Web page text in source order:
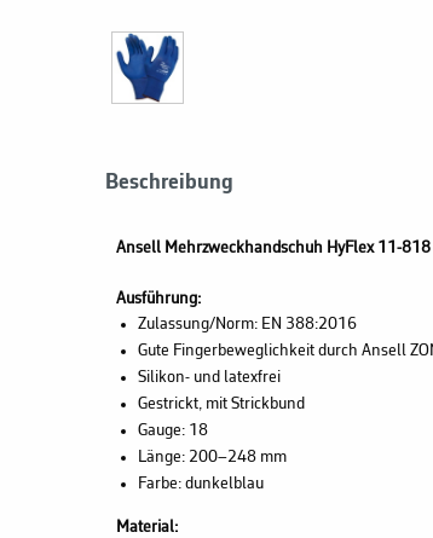
Beschreibung
Ansell Mehrzweckhandschuh HyFlex 11-818
Ausführung:
Zulassung/Norm: EN 388:2016
Gute Fingerbeweglichkeit durch Ansell
Silikon- und latexfrei
Gestrickt, mit Strickbund
Gauge: 18
Länge: 200–248 mm
Farbe: dunkelblau
Material: